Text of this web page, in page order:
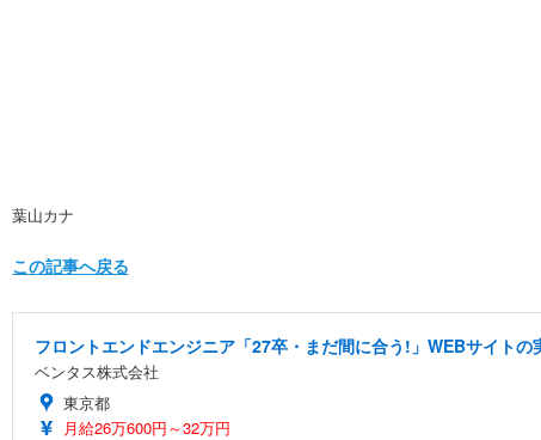
葉山カナ
この記事へ戻る
フロントエンドエンジニア「27卒・まだ間に合う!」WEBサイト
ベンタス株式会社
東京都
月給26万600円～32万円